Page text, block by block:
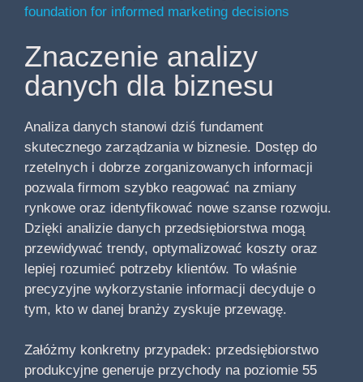
foundation for informed marketing decisions
Znaczenie analizy
danych dla biznesu
Analiza danych stanowi dziś fundament
skutecznego zarządzania w biznesie. Dostęp do
rzetelnych i dobrze zorganizowanych informacji
pozwala firmom szybko reagować na zmiany
rynkowe oraz identyfikować nowe szanse rozwoju.
Dzięki analizie danych przedsiębiorstwa mogą
przewidywać trendy, optymalizować koszty oraz
lepiej rozumieć potrzeby klientów. To właśnie
precyzyjne wykorzystanie informacji decyduje o
tym, kto w danej branży zyskuje przewagę.
Załóżmy konkretny przypadek: przedsiębiorstwo
produkcyjne generuje przychody na poziomie 55